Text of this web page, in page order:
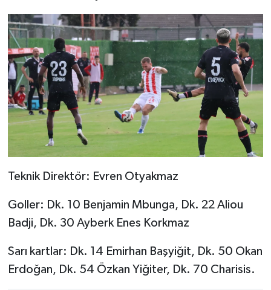
Teknik Direktör: Evren Otyakmaz
Goller: Dk. 10 Benjamin Mbunga, Dk. 22 Aliou
Badji, Dk. 30 Ayberk Enes Korkmaz
Sarı kartlar: Dk. 14 Emirhan Başyiğit, Dk. 50 Okan
Erdoğan, Dk. 54 Özkan Yiğiter, Dk. 70 Charisis.